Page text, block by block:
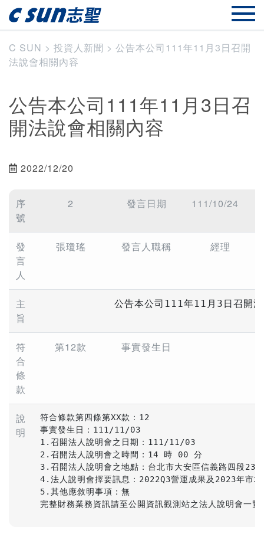
C SUN > 投資人新聞 > 公告本公司111年11月3日召開
法說會相關內容
公告本公司111年11月3日召
開法說會相關內容
2022/12/20
序
號
2 發言日期 111/10/24
發
言
人
張瓊瑤 發言人職稱 經理
主
旨
公告本公司111年11月3日召開
符
合
條
款
第12款 事實發生日
說
明
符合條款第四條第XX款：12
事實發生日：111/11/03
1.召開法人說明會之日期：111/11/03
2.召開法人說明會之時間：14 時 00 分
3.召開法人說明會之地點：台北市大安區信義路四段
4.法人說明會擇要訊息：2022Q3營運成果及2023年市
5.其他應敘明事項：無
完整財務業務資訊請至公開資訊觀測站之法人說明會一